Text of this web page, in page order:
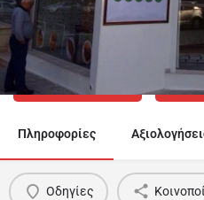
Διεύθυνση
Armenias 1A Nicosia,
Πως να πάτε
Πληροφορίες
Οδηγίες